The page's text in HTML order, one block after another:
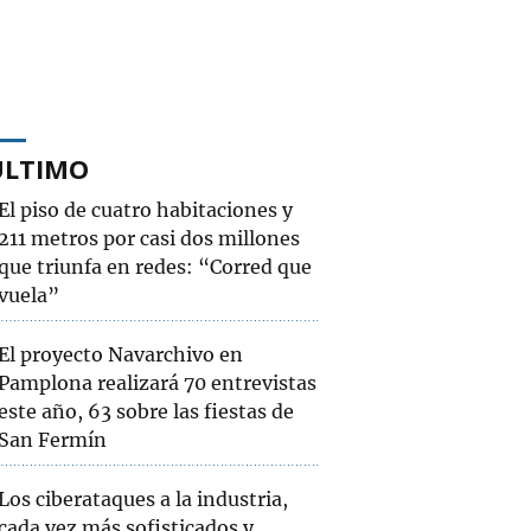
piso de cuatro habitaciones y
metros por casi dos millones
triunfa en redes: “Corred que
proyecto Navarchivo en
realizará 70 entrevistas
año, 63 sobre las fiestas de
San Fermín
ciberataques a la industria,